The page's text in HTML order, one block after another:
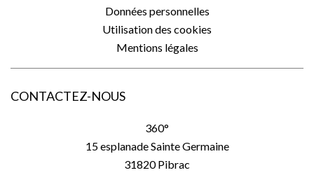
Données personnelles
Utilisation des cookies
Mentions légales
CONTACTEZ-NOUS
360°
15 esplanade Sainte Germaine
31820Pibrac